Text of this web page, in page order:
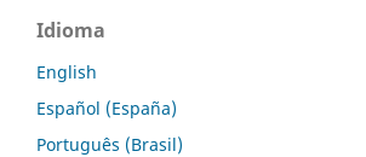
Idioma
English
Español (España)
Português (Brasil)